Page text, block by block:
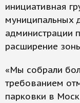
инициативная
муниципальных
администрации
расширение
«Мы собрали
требованием
парковки в